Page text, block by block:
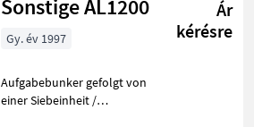
Sonstige
Sonstige AL1200
Ár
kérésre
Gy. év 1997
Aufgabebunker gefolgt von
einer Siebeinheit /